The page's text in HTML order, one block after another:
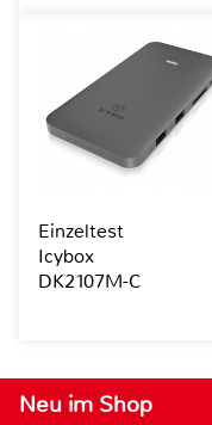
Neu im Shop
Einzeltest
Icybox
DK2107M-C